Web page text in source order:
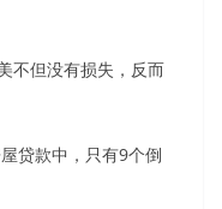
不但没有损失，反而
贷款中，只有9个倒